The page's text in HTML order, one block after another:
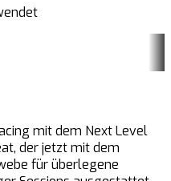
mit dem Next Level
der jetzt mit dem
für überlegene